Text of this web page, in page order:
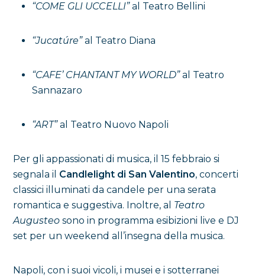
“COME GLI UCCELLI”al Teatro Bellini
“Jucatúre”al Teatro Diana
“CAFE’ CHANTANT MY WORLD”al Teatro
Sannazaro
“ART”al Teatro Nuovo Napoli
Per gli appassionati di musica, il 15 febbraio si
segnala il Candlelight di San Valentino, concerti
classici illuminati da candele per una serata
romantica e suggestiva. Inoltre, al Teatro
Augusteo sono in programma esibizioni live e DJ
set per un weekend all’insegna della musica.
Napoli, con i suoi vicoli, i musei e i sotterranei